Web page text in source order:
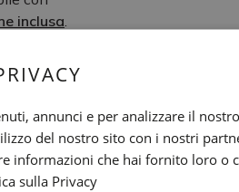
inclusa
di
|
annunci e per analizzare il
del nostro sito con i nostri
informazioni che hai fornito loro o
sulla Privacy